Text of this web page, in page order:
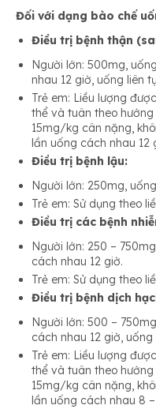
Đối với dạng bào chế
Điều trị bệnh thận
Người lớn: 500mg,
nhau 12 giờ, uống liên
Trẻ em: Liều lượng
thể và tuân theo
15mg/kg cân nặng,
lần uống cách nhau
Điều trị bệnh lậu:
Người lớn: 250mg,
Trẻ em: Sử dụng theo
Điều trị các bệnh
Người lớn: 250 –
cách nhau 12 giờ.
Trẻ em: Sử dụng theo
Điều trị bệnh dịch
Người lớn: 500 –
cách nhau 12 giờ,
Trẻ em: Liều lượng
thể và tuân theo
15mg/kg cân nặng,
lần uống cách nhau 8